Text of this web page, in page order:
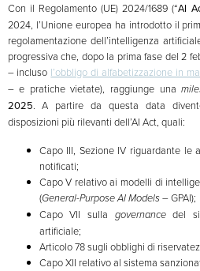
Con il Regolamento (UE) 2024/1689 (“AI
2024, l’Unione europea ha introdotto il
regolamentazione dell’intelligenza
progressiva che, dopo la prima fase del 2
– incluso l’obbligo di alfabetizzazione in
– e pratiche vietate), raggiunge una
2025. A partire da questa data
disposizioni più rilevanti dell’AI Act, quali:
Capo III, Sezione IV riguardante le
notificati;
Capo V relativo ai modelli di
(General-Purpose AI Models– GPAI);
Capo VII sulla governancedel
artificiale;
Articolo 78 sugli obblighi di
Capo XII relativo al sistema